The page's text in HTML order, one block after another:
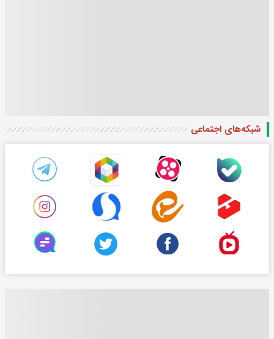
شبکه‌های اجتماعی